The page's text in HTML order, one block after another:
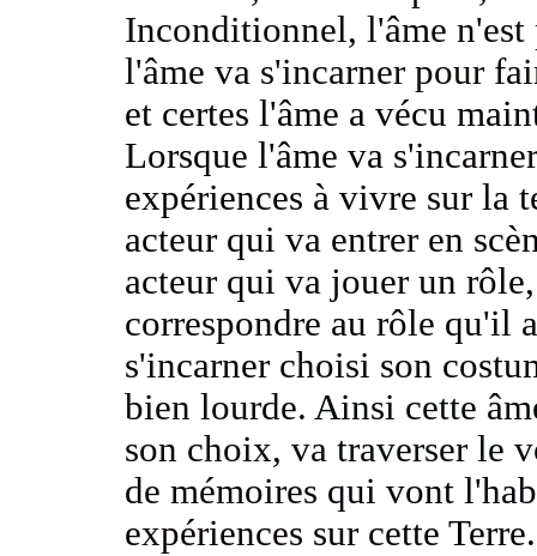
Inconditionnel, l'âme n'est
l'âme va s'incarner pour
et certes l'âme a vécu
Lorsque l'âme va
expériences à vivre sur la
acteur qui va entrer en
acteur qui va jouer un
correspondre au rôle qu'il
s'incarner choisi son
bienlourde.Ainsi cette
son choix, vatraverser le
de mémoires qui vont
expériences sur cette